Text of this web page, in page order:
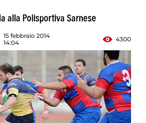
alla Polisportiva Sarnese
15 febbraio 2014
14:04
4300